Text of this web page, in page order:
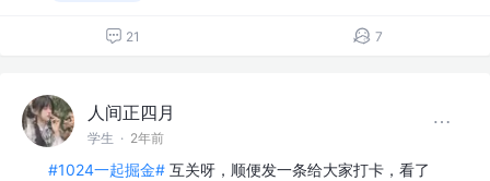
21 7
人间正四月
学生 · 2年前
#1024一起掘金# 互关呀，顺便发一条给大家打卡，看了